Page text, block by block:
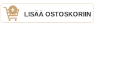
LISÄÄ OSTOSKORIIN